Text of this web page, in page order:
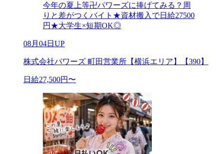
今年の夏上等卍パワーズに捧げてみる？周
りと差がつくバイト★資材搬入で日給27500
円★大学生×短期OK◎
08月04日UP
株式会社パワーズ 町田営業所【横浜エリア】【390】
日給27,500円〜